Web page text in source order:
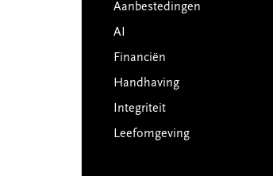
Aanbestedingen
AI
Financiën
Handhaving
Integriteit
Leefomgeving